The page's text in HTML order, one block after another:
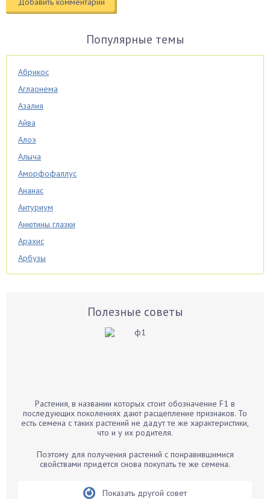
Популярные темы
Абрикос
Аглаонема
Азалия
Айва
Алоэ
Алыча
Аморфофаллус
Ананас
Антуриум
Анютины глазки
Арахис
Арбузы
Аспарагус
Бархатцы
Бегония
Бирючина
Полезные советы
Растения, в названии которых стоит обозначение F1 в
последующих поколениях дают расщепление признаков. То
есть семена с таких растений не дадут те же характеристики,
что и у их родителя.
Поэтому для получения растений с понравившимися
свойствами придется снова покупать те же семена.
Показать другой совет